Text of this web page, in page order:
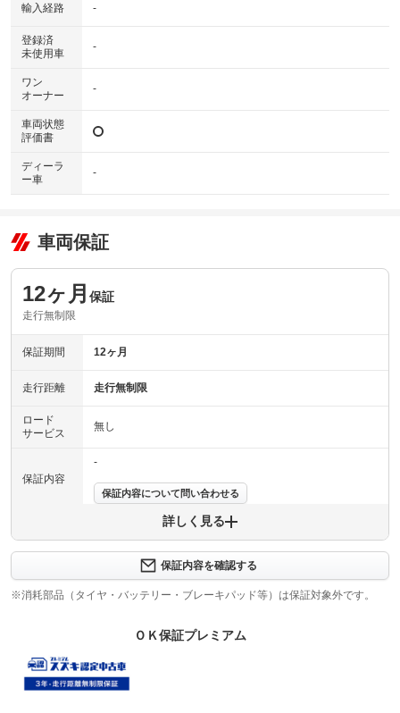
輸入経路 -
登録済
未使用車
-
ワン
オーナー
-
車両状態
評価書
ディーラ
ー車
-
車両保証
12ヶ月 保証
走行無制限
保証期間 12ヶ月
走行距離 走行無制限
ロード
サービス
無し
保証内容
-
保証内容について問い合わせる
上限金額
保証修理
受付先
-
詳しく見る
保証内容を確認する
※消耗部品（タイヤ・バッテリー・ブレーキパッド等）は保証対象外です。
ＯＫ保証プレミアム